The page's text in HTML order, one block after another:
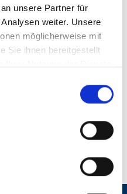
unsere Partner für
weiter. Unsere
möglicherweise mit
Sie ihnen bereitgestellt